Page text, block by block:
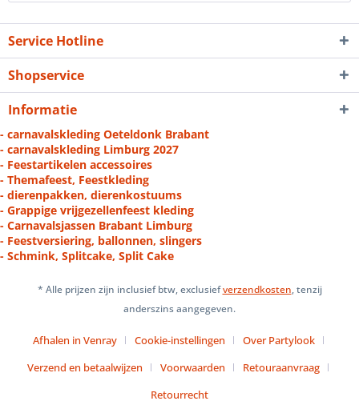
Service Hotline
Shopservice
Informatie
- carnavalskleding Oeteldonk Brabant
- carnavalskleding Limburg 2027
- Feestartikelen accessoires
- Themafeest, Feestkleding
- dierenpakken, dierenkostuums
- Grappige vrijgezellenfeest kleding
- Carnavalsjassen Brabant Limburg
- Feestversiering, ballonnen, slingers
- Schmink, Splitcake, Split Cake
* Alle prijzen zijn inclusief btw, exclusiefverzendkosten, tenzij
anderszins aangegeven.
Afhalen in Venray Cookie-instellingen
Over Partylook
Verzend en betaalwijzen
Voorwaarden
Retouraanvraag
Retourrecht